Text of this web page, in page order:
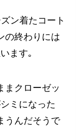
ン着たコート
の終わりには
ます｡
まクローゼッ
ミになった
うんだそうで